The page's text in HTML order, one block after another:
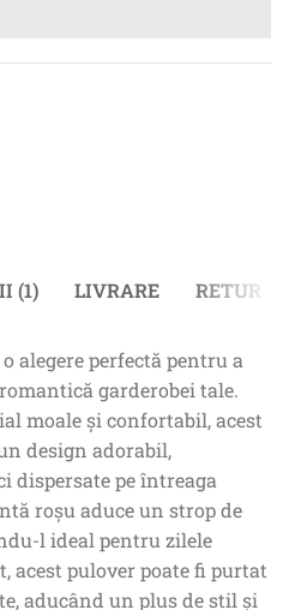
(1) LIVRARE RETUR
alegere perfectă pentru a
garderobei tale.
moale și confortabil, acest
design adorabil,
dispersate pe întreaga
roșu aduce un strop de
l ideal pentru zilele
acest pulover poate fi purtat
aducând un plus de stil și